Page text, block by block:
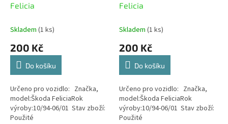
Felicia
Skladem (1 ks)
200 Kč
Do košíku
Určeno pro vozidlo: Značka,
model:Škoda FeliciaRok
výroby:10/94-06/01 Stav zboží:
Použité
Felicia
Skladem (1 ks)
200 Kč
Do košíku
Určeno pro vozidlo: Značka,
model:Škoda FeliciaRok
výroby:10/94-06/01 Stav zboží:
Použité